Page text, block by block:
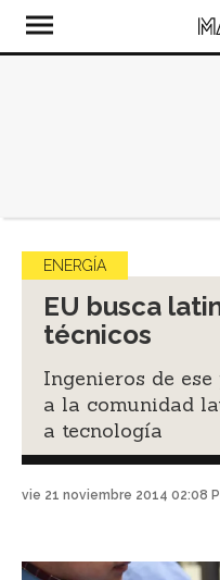
ENERGÍA
EU busca
técnicos
Ingenieros de
a la comunidad
a tecnología
vie 21 noviembre 2014 02:08